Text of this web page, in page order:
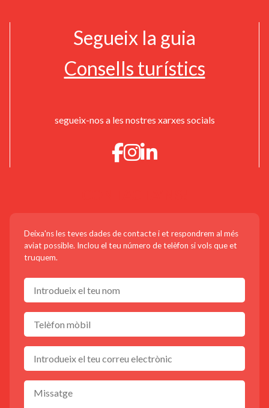
Segueix la guia
Consells turístics
segueix-nos a les nostres xarxes socials
Deixa'ns les teves dades de contacte i et respondrem al més
aviat possible. Inclou el teu número de telèfon si vols que et
truquem.